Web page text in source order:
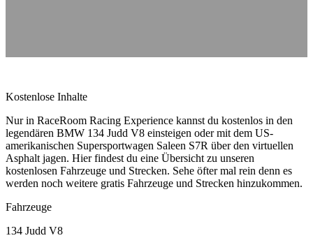
Kostenlose Inhalte
Nur in RaceRoom Racing Experience kannst du kostenlos in den
legendären BMW 134 Judd V8 einsteigen oder mit dem US-
amerikanischen Supersportwagen Saleen S7R über den virtuellen
Asphalt jagen. Hier findest du eine Übersicht zu unseren
kostenlosen Fahrzeuge und Strecken. Sehe öfter mal rein denn es
werden noch weitere gratis Fahrzeuge und Strecken hinzukommen.
Fahrzeuge
134 Judd V8